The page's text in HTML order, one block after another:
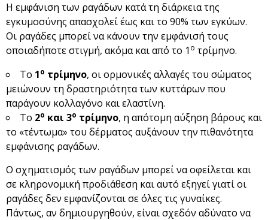
Η εμφάνιση των ραγάδων κατά τη διάρκεια της
εγκυμοσύνης απασχολεί έως και το 90% των εγκύων.
Οι ραγάδες μπορεί να κάνουν την εμφάνισή τους
οποιαδήποτε στιγμή, ακόμα και από το 1 ο τρίμηνο.
Το 1ο τρίμηνο, οι ορμονικές αλλαγές του σώματος
μειώνουν τη δραστηριότητα των κυττάρων που
παράγουν κολλαγόνο και ελαστίνη.
Το 2ο και 3ο τρίμηνο, η απότομη αύξηση βάρους και
το «τέντωμα» του δέρματος αυξάνουν την πιθανότητα
εμφάνισης ραγάδων.
Ο σχηματισμός των ραγάδων μπορεί να οφείλεται και
σε κληρονομική προδιάθεση και αυτό εξηγεί γιατί οι
ραγάδες δεν εμφανίζονται σε όλες τις γυναίκες.
Πάντως, αν δημιουργηθούν, είναι σχεδόν αδύνατο να